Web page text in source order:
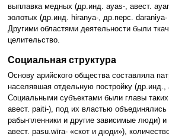
выплавка медных (др.инд. ayas-, авест.
золотых (др.инд. hiranya-, др.перс. daraniya-
Другими областями деятельности были
целительство.
Социальная структура
Основу арийского общества составляла
населявшая отдельную постройку (др.инд.,
Социальными субъектами были главы
авест. paiti-), под их властью
рабы-пленники и другие зависимые люди)
авест. pasu.wīra- «скот и дюди»),